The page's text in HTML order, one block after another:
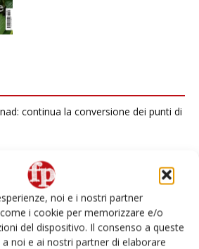
noi e i nostri partner
i cookie per memorizzare e/o
del dispositivo. Il consenso a queste
noi e ai nostri partner di elaborare
continua la conversione dei punti di
di Extra Supermercati tra localismo e
susina: è Metis… e può rivoluzionare la